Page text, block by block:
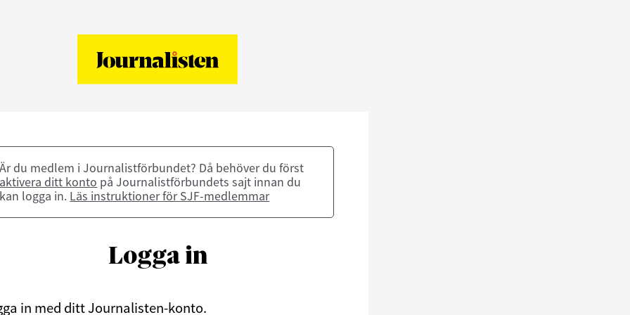
Är du medlem i Journalistförbundet? Då behöver du först
aktivera ditt konto på Journalistförbundets sajt innan du
kan logga in. Läs instruktioner för SJF-medlemmar
Logga in
in med ditt Journalisten-konto.